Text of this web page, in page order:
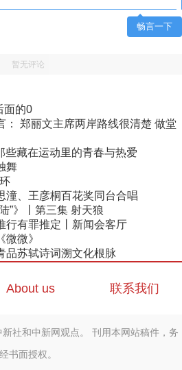
畅言一下
暂无评论
面的0
： 郑丽文主席两岸路线很清楚 做堂
些藏在运动里的青春与热爱
舞
潼、王彦桐百花奖同台合唱
”》丨第三集 射天狼
行有罪推定丨新闻会客厅
微》
品苏轼诗词溯文化根脉
About us 联系我们
社和中新网观点。 刊用本网站稿件，务
经书面授权。